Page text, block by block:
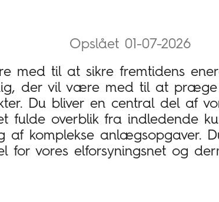
Opslået 01-07-2026
med til at sikre fremtidens
der vil være med til at præge
Du bliver en central del af
fulde overblik fra indledende
af komplekse anlægsopgaver.
for vores elforsyningsnet og